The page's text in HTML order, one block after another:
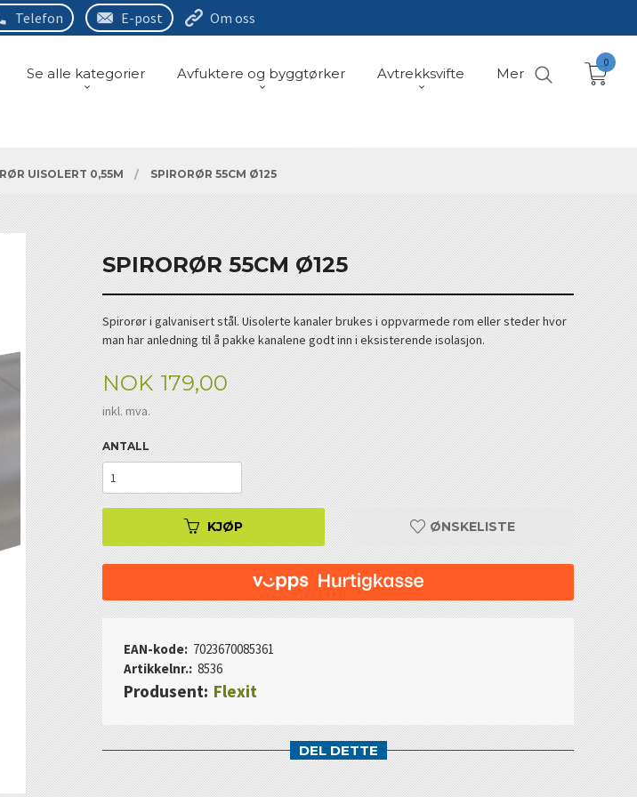
Telefon E-post Om oss
Se alle kategorier Avfuktere og byggtørker Avtrekksvifte Mer
0
UISOLERT 0,55M SPIRORØR 55CM Ø125
SPIRORØR 55CM Ø125
Spirorør i galvanisert stål. Uisolerte kanaler brukes i oppvarmede rom eller steder hvor
man har anledning til å pakke kanalene godt inn i eksisterende isolasjon.
Pris
NOK 179,00
inkl. mva.
ANTALL
KJØP ØNSKELISTE
EAN-kode: 7023670085361
Artikkelnr.: 8536
Produsent: Flexit
DEL DETTE